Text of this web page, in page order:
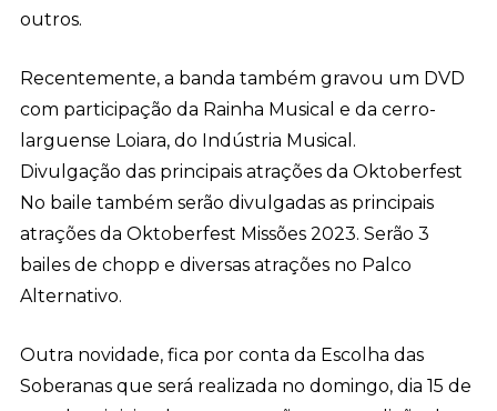
outros.
Recentemente, a banda também gravou um DVD
com participação da Rainha Musical e da cerro-
larguense Loiara, do Indústria Musical.
Divulgação das principais atrações da Oktoberfest
No baile também serão divulgadas as principais
atrações da Oktoberfest Missões 2023. Serão 3
bailes de chopp e diversas atrações no Palco
Alternativo.
Outra novidade, fica por conta da Escolha das
Soberanas que será realizada no domingo, dia 15 de